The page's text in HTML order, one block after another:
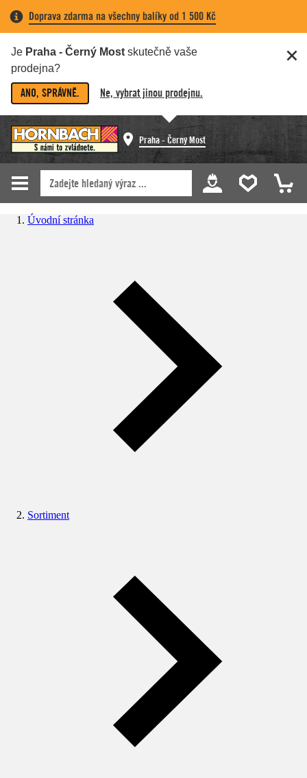
Doprava zdarma na všechny balíky od 1 500 Kč
Je Praha - Černý Most skutečně vaše
prodejna?
ANO, SPRÁVNĚ. Ne, vybrat jinou prodejnu.
Praha - Černý Most
Úvodní stránka
Sortiment